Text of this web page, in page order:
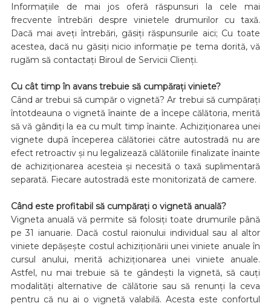
Informațiile de mai jos oferă răspunsuri la cele mai
frecvente întrebări despre vinietele drumurilor cu taxă.
Dacă mai aveți întrebări, găsiți răspunsurile aici; Cu toate
acestea, dacă nu găsiți nicio informație pe tema dorită, vă
rugăm să contactați Biroul de Servicii Clienți.
Cu cât timp în avans trebuie să cumpărați viniete?
Când ar trebui să cumpăr o vignetă? Ar trebui să cumpărați
întotdeauna o vignetă înainte de a începe călătoria, merită
să vă gândiți la ea cu mult timp înainte. Achiziționarea unei
vignete după începerea călătoriei către autostradă nu are
efect retroactiv și nu legalizează călătoriile finalizate înainte
de achiziționarea acesteia și necesită o taxă suplimentară
separată. Fiecare autostradă este monitorizată de camere.
Când este profitabil să cumpărați o vignetă anuală?
Vigneta anuală vă permite să folosiți toate drumurile până
pe 31 ianuarie. Dacă costul raionului individual sau al altor
viniete depășește costul achiziționării unei viniete anuale în
cursul anului, merită achiziționarea unei viniete anuale.
Astfel, nu mai trebuie să te gândești la vignetă, să cauți
modalități alternative de călătorie sau să renunți la ceva
pentru că nu ai o vignetă valabilă. Acesta este confortul